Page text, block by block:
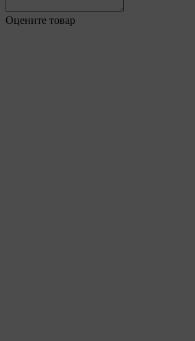
Оцените товар